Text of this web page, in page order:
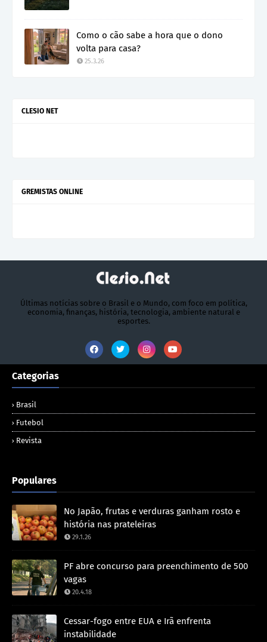
Como o cão sabe a hora que o dono
volta para casa?
25.3.26
CLESIO NET
GREMISTAS ONLINE
Últimas notícias sobre o Brasil e o Mundo, com foco em política,
economia, finanças, história, tecnologia, ambiente natural e
esportes.
Categorias
Brasil
Futebol
Revista
Populares
No Japão, frutas e verduras ganham rosto e
história nas prateleiras
29.1.26
PF abre concurso para preenchimento de 500
vagas
20.4.18
Cessar-fogo entre EUA e Irã enfrenta
instabilidade